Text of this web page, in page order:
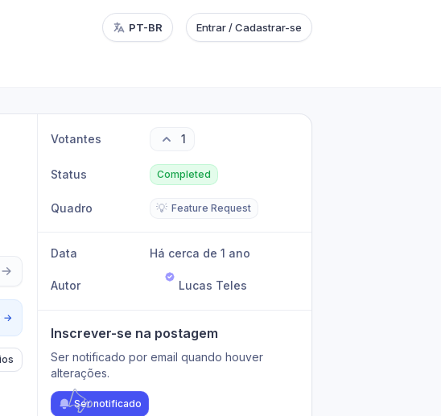
PT-BR Entrar / Cadastrar-se
→
Votantes 1
Status Completed
Quadro 💡 Feature Request
Data Há cerca de 1 ano
Autor Lucas Teles
Inscrever-se na postagem
Ser notificado por email quando houver
alterações.
Ser notificado